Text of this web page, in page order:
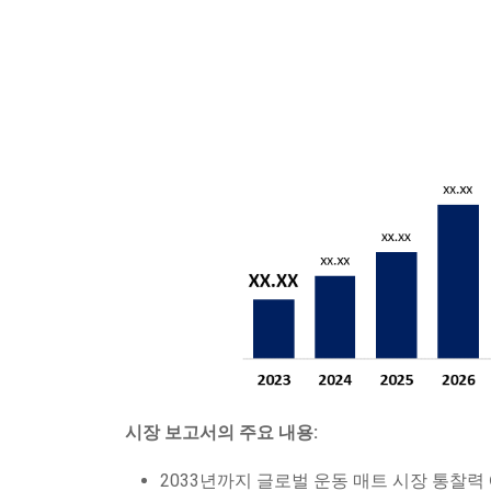
시장 보고서의 주요 내용:
2033년까지 글로벌 운동 매트 시장 통찰력